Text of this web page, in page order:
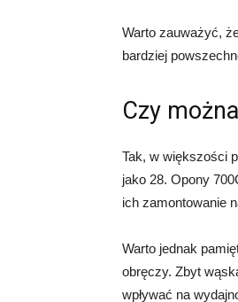
Warto zauważyć,
bardziej
Czy
Tak, w większości
jako 28. Opony
ich zamontowanie
Warto jednak
obręczy. Zbyt
wpływać na